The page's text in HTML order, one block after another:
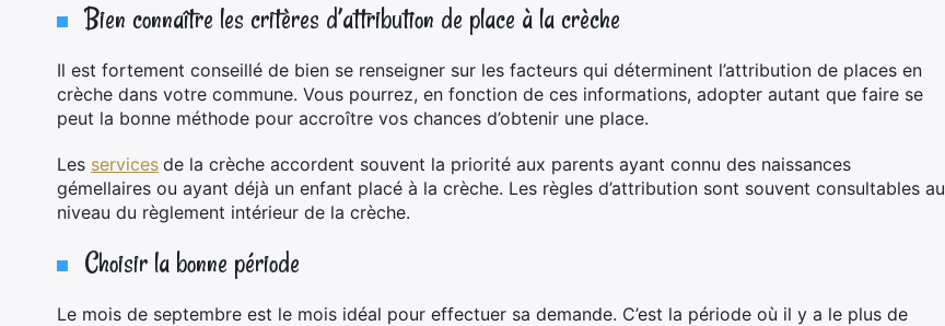
Bien connaître les critères d’attribution de place à la crèche
Il est fortement conseillé de bien se renseigner sur les facteurs qui déterminent l’attribution de places en
crèche dans votre commune. Vous pourrez, en fonction de ces informations, adopter autant que faire se
peut la bonne méthode pour accroître vos chances d’obtenir une place.
Les services de la crèche accordent souvent la priorité aux parents ayant connu des naissances
gémellaires ou ayant déjà un enfant placé à la crèche. Les règles d’attribution sont souvent consultables au
niveau du règlement intérieur de la crèche.
Choisir la bonne période
Le mois de septembre est le mois idéal pour effectuer sa demande. C’est la période où il y a le plus de